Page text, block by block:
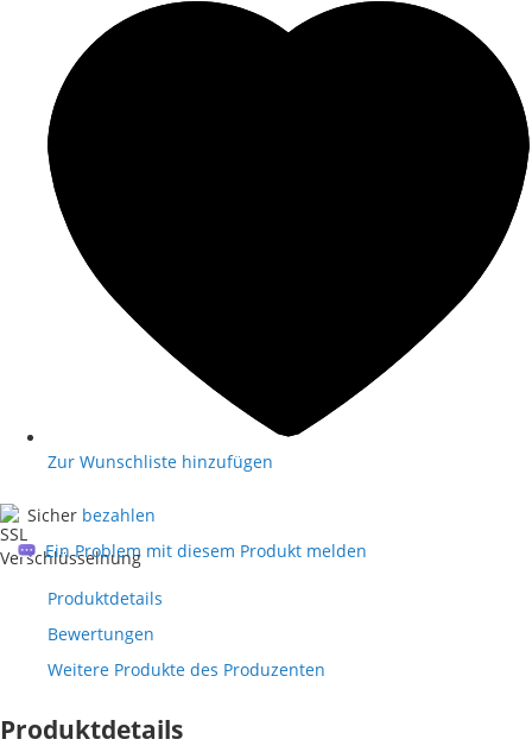
Zur Wunschliste hinzufügen
Sicher bezahlen
Ein Problem mit diesem Produkt melden
Produktdetails
Bewertungen
Weitere Produkte des Produzenten
Produktdetails